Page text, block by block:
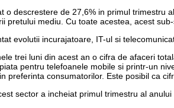
o descrestere de 27,6% in primul trimestru
pretului mediu. Cu toate acestea, acest
evolutii incurajatoare, IT-ul si
trei luni din acest an o cifra de afaceri
pentru telefoanele mobile si printr-un
preferinta consumatorilor. Este posibil ca
sector a incheiat primul trimestru al